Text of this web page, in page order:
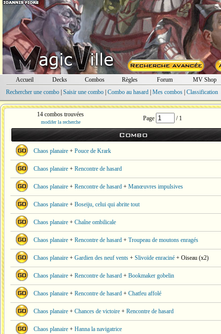
Accueil Decks Combos Règles Forum
MV Shop
Rechercher une combo| Saisir une combo| Combo au hasard| Mes combos| Classification
14 combos trouvées
modifer la recherche
Page / 1
Combo
Chaos planaire + Pouce de Krark
Chaos planaire + Rencontre de hasard
Chaos planaire + Rencontre de hasard + Manœuvres impulsives
Chaos planaire + Boseiju, celui qui abrite tout
Chaos planaire + Chaîne ombilicale
Chaos planaire + Rencontre de hasard + Troupeau de moutons enragés
Chaos planaire + Gardien des neuf vents + Slivoïde enraciné + Oiseau (x2)
Chaos planaire + Rencontre de hasard + Bookmaker gobelin
Chaos planaire + Rencontre de hasard + Chatfeu affolé
Chaos planaire + Chances de victoire + Rencontre de hasard
Chaos planaire + Hanna la navigatrice